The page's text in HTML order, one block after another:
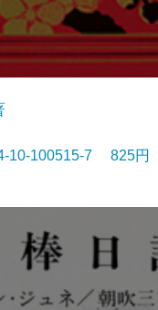
10-100515-7 825円